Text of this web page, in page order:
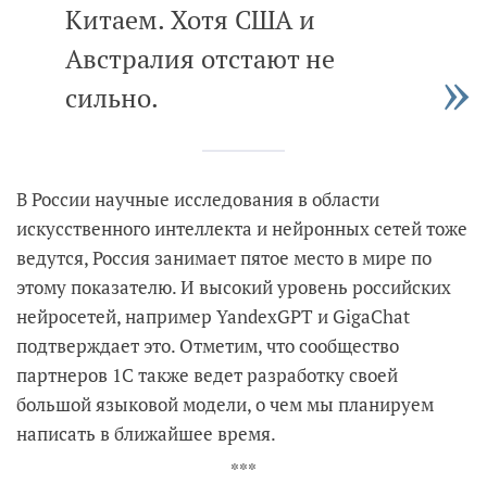
Китаем. Хотя США и
Австралия отстают не
сильно.
В России научные исследования в области
искусственного интеллекта и нейронных сетей тоже
ведутся, Россия занимает пятое место в мире по
этому показателю. И высокий уровень российских
нейросетей, например YandexGPT и GigaChat
подтверждает это. Отметим, что сообщество
партнеров 1С также ведет разработку своей
большой языковой модели, о чем мы планируем
написать в ближайшее время.
***